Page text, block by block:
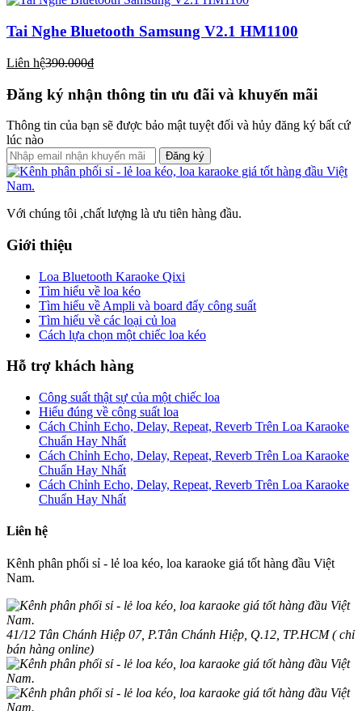
Tai Nghe Bluetooth Samsung V2.1 HM1100
Liên hệ390.000₫
Đăng ký nhận thông tin ưu đãi và khuyến mãi
Thông tin của bạn sẽ được bảo mật tuyệt đối và hủy đăng ký bất cứ
lúc nào
Đăng ký
Với chúng tôi ,chất lượng là ưu tiên hàng đầu.
Giới thiệu
Loa Bluetooth Karaoke Qixi
Tìm hiểu về loa kéo
Tìm hiểu về Ampli và board đẩy công suất
Tìm hiểu về các loại củ loa
Cách lựa chọn một chiếc loa kéo
Hỗ trợ khách hàng
Công suất thật sự của một chiếc loa
Hiểu đúng về công suất loa
Cách Chỉnh Echo, Delay, Repeat, Reverb Trên Loa Karaoke
Chuẩn Hay Nhất
Cách Chỉnh Echo, Delay, Repeat, Reverb Trên Loa Karaoke
Chuẩn Hay Nhất
Cách Chỉnh Echo, Delay, Repeat, Reverb Trên Loa Karaoke
Chuẩn Hay Nhất
Liên hệ
Kênh phân phối sỉ - lẻ loa kéo, loa karaoke giá tốt hàng đầu Việt
Nam.
41/12 Tân Chánh Hiệp 07, P.Tân Chánh Hiệp, Q.12, TP.HCM ( chỉ
bán hàng online)